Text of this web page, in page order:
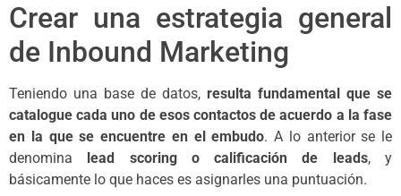
Crear una estrategia general
de Inbound Marketing
Teniendo una base de datos, resulta fundamental que se
catalogue cada uno de esos contactos de acuerdo a la fase
en la que se encuentre en el embudo. A lo anterior se le
denomina lead scoring o calificación de leads, y
básicamente lo que haces es asignarles una puntuación.